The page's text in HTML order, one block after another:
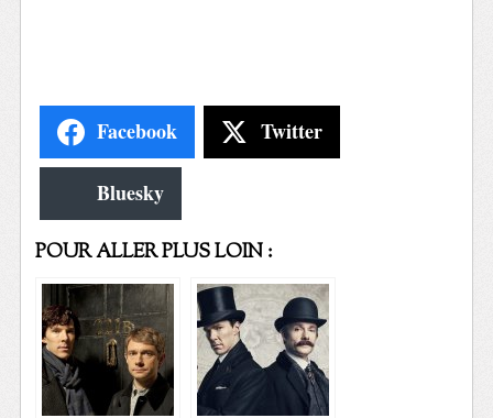
Facebook Twitter
Bluesky
POUR ALLER PLUS LOIN :